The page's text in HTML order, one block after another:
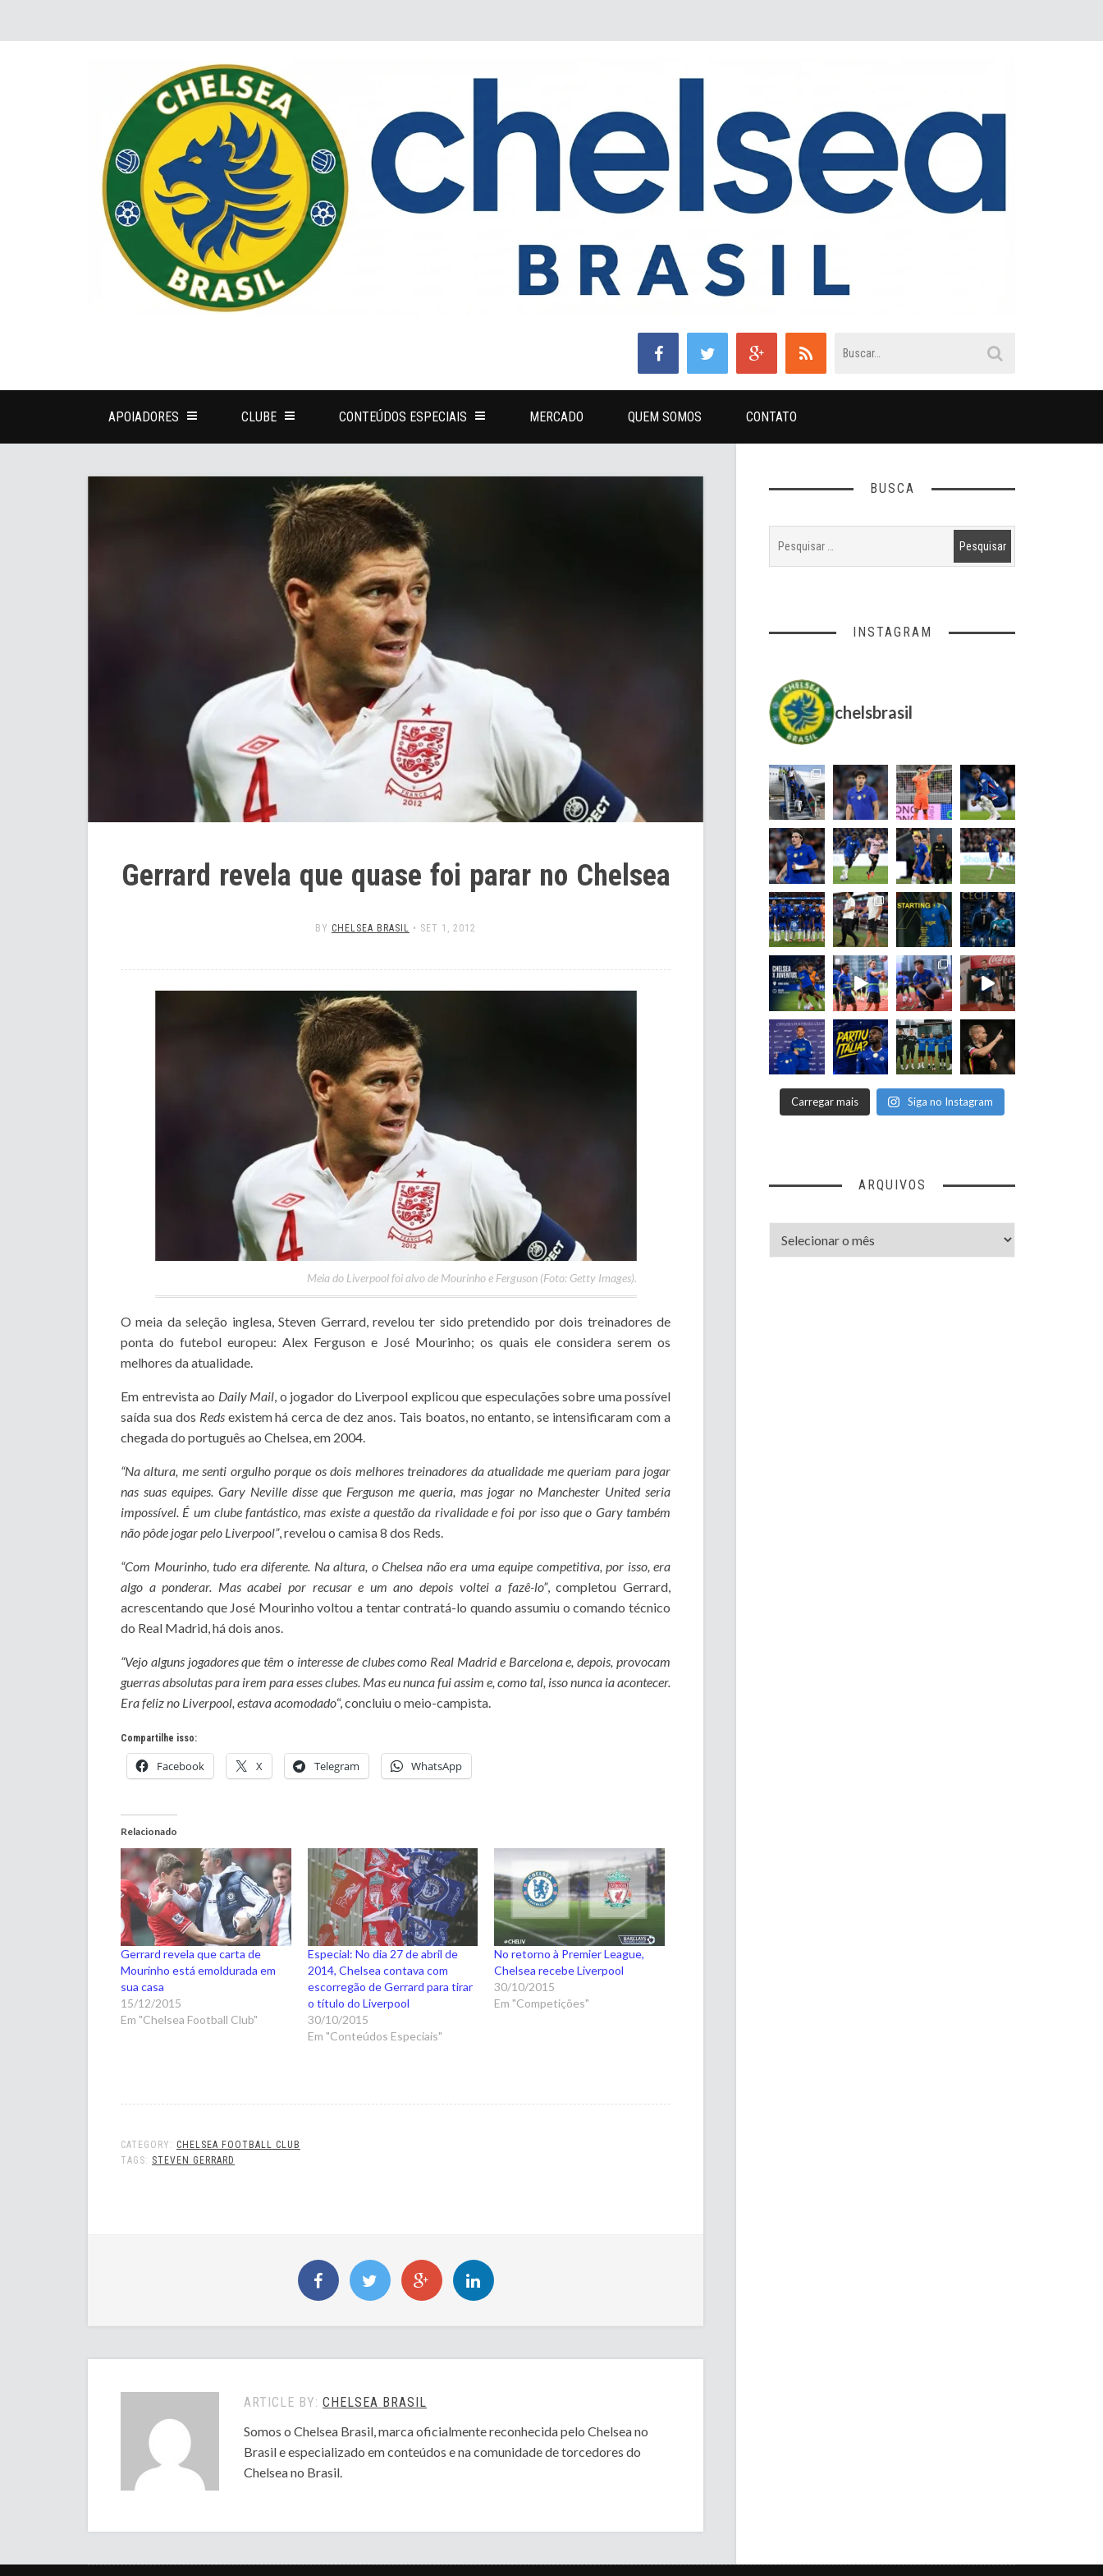
APOIADORES CLUBE CONTEÚDOS ESPECIAIS MERCADO QUEM SOMOS CONTATO
Gerrard revela que quase foi parar no Chelsea
BY CHELSEA BRASIL • SET 1, 2012
Meia do Liverpool foi alvo de Mourinho e Ferguson (Foto: Getty Images).
O meia da seleção inglesa, Steven Gerrard, revelou ter sido pretendido por dois treinadores de
ponta do futebol europeu: Alex Ferguson e José Mourinho; os quais ele considera serem os
melhores da atualidade.
Em entrevista ao Daily Mail, o jogador do Liverpool explicou que especulações sobre uma possível
saída sua dos Redsexistem há cerca de dez anos. Tais boatos, no entanto, se intensificaram com a
chegada do português ao Chelsea, em 2004.
“Na altura, me senti orgulho porque os dois melhores treinadores da atualidade me queriam para jogar
nas suas equipes. Gary Neville disse que Ferguson me queria, mas jogar no Manchester United seria
impossível. É um clube fantástico, mas existe a questão da rivalidade e foi por isso que o Gary também
não pôde jogar pelo Liverpool”, revelou o camisa 8 dos Reds.
“Com Mourinho, tudo era diferente. Na altura, o Chelsea não era uma equipe competitiva, por isso, era
algo a ponderar. Mas acabei por recusar e um ano depois voltei a fazê-lo”, completou Gerrard,
acrescentando que José Mourinho voltou a tentar contratá-lo quando assumiu o comando técnico
do Real Madrid, há dois anos.
“Vejo alguns jogadores que têm o interesse de clubes como Real Madrid e Barcelona e, depois, provocam
guerras absolutas para irem para esses clubes. Mas eu nunca fui assim e, como tal, isso nunca ia acontecer.
Era feliz no Liverpool, estava acomodado“, concluiu o meio-campista.
Compartilhe isso:
Facebook X Telegram WhatsApp
Relacionado
Gerrard revela que carta de
Mourinho está emoldurada em
sua casa
15/12/2015
Em "Chelsea Football Club"
Especial: No dia 27 de abril de
2014, Chelsea contava com
escorregão de Gerrard para tirar
o título do Liverpool
30/10/2015
Em "Conteúdos Especiais"
No retorno à Premier League,
Chelsea recebe Liverpool
30/10/2015
Em "Competições"
CATEGORY: CHELSEA FOOTBALL CLUB
TAGS: STEVEN GERRARD
ARTICLE BY: CHELSEA BRASIL
Somos o Chelsea Brasil, marca oficialmente reconhecida pelo Chelsea no
Brasil e especializado em conteúdos e na comunidade de torcedores do
Chelsea no Brasil.
BUSCA
INSTAGRAM
chelsbrasil
Carregar mais Siga no Instagram
ARQUIVOS